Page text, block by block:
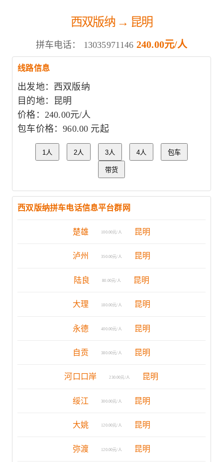
西双版纳 → 昆明
拼车电话： 13035971146 240.00元/人
线路信息
出发地：西双版纳
目的地：昆明
价格：240.00元/人
包车价格：960.00 元起
1人 2人 3人 4人 包车
带货
西双版纳拼车电话信息平台群网
楚雄 100.00元/人 昆明
泸州 350.00元/人 昆明
陆良 80.00元/人 昆明
大理 180.00元/人 昆明
永德 400.00元/人 昆明
自贡 380.00元/人 昆明
河口口岸 230.00元/人 昆明
绥江 300.00元/人 昆明
大姚 120.00元/人 昆明
弥渡 120.00元/人 昆明